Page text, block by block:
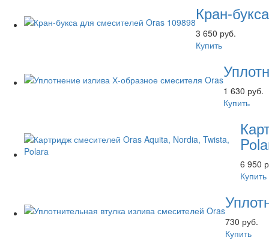
Кран-
3 650 руб.
Купить
1 630 руб.
Купить
6 950
Купить
730 руб.
Купить